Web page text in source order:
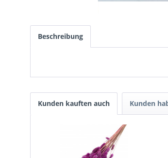
Beschreibung
Kunden kauften auch Kunden